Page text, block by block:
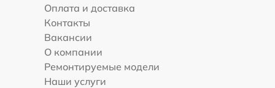
Оплата и доставка
Контакты
Вакансии
О компании
Ремонтируемые модели
Наши услуги